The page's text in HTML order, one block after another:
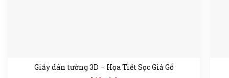
Giấy dán tường 3D – Họa Tiết Sọc Giả Gỗ